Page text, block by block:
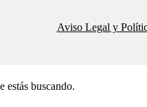
Aviso Legal y
estás buscando.